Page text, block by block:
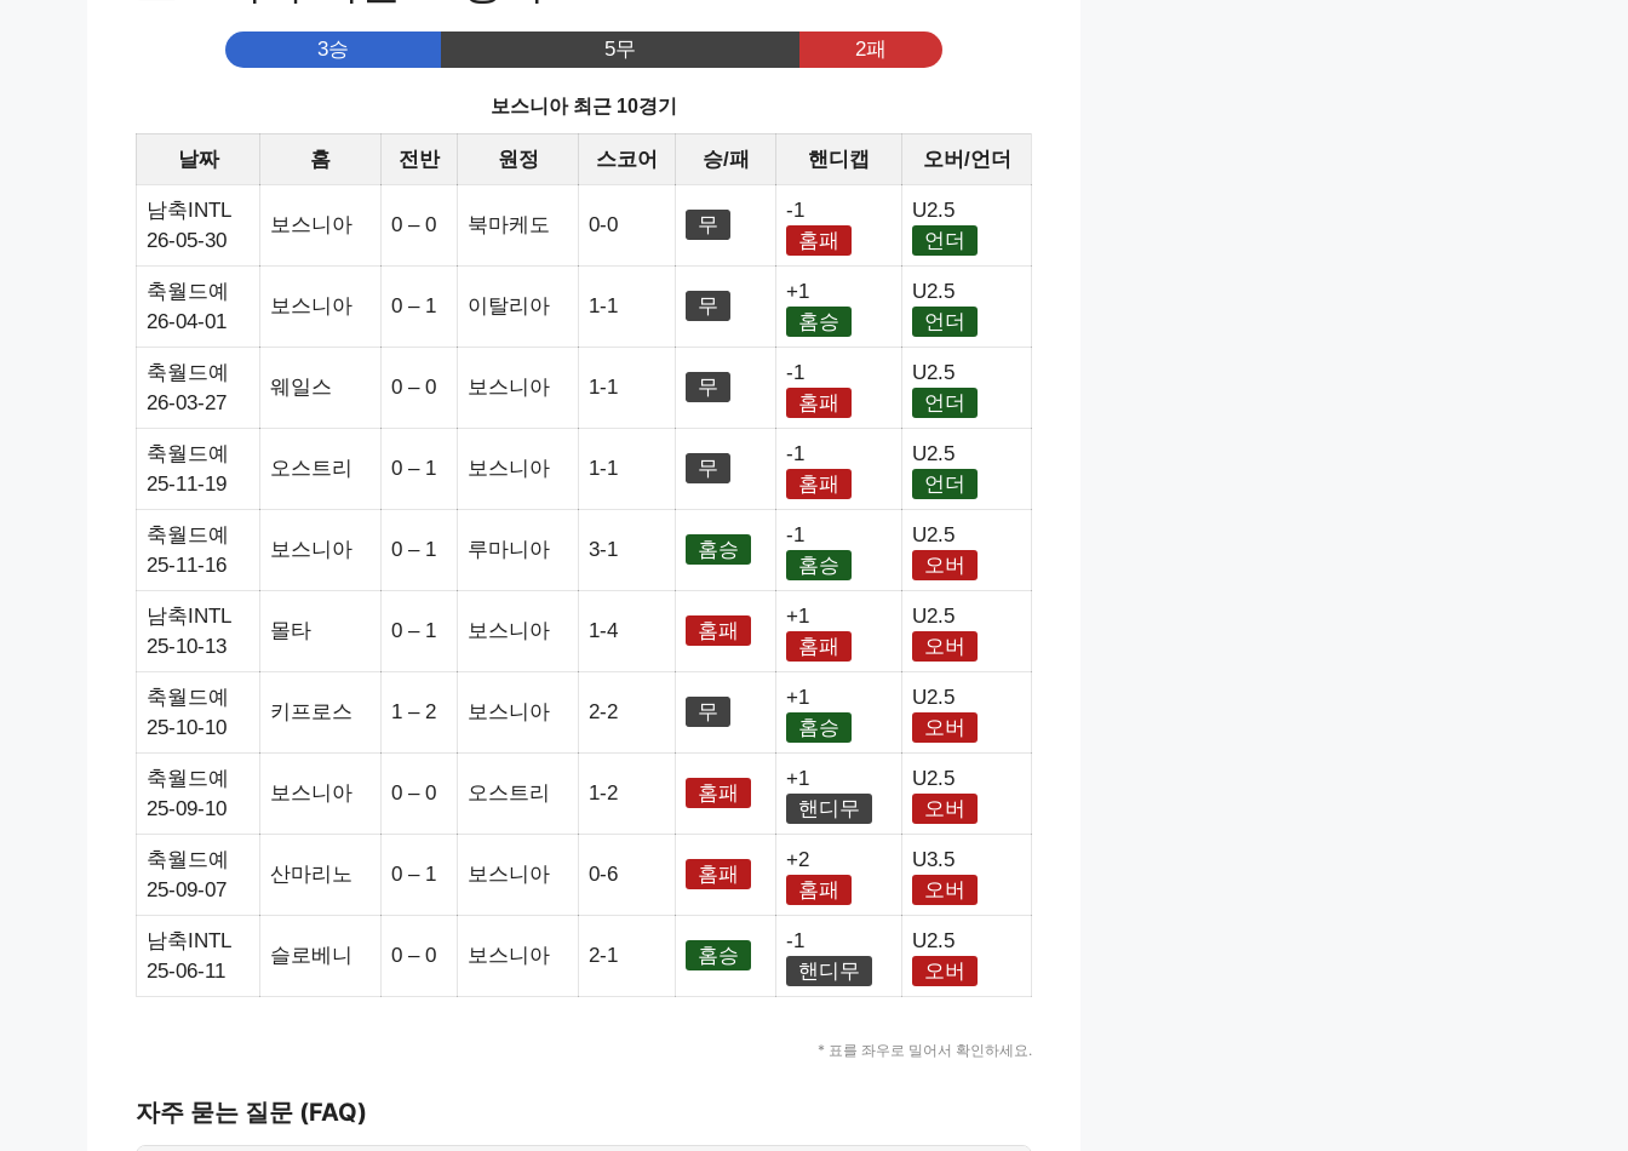
3승 5무 2패
보스니아 최근 10경기
날짜 홈 전반 원정 스코어 승/패 핸디캡 오버/언더
남축INTL
26-05-30
보스니아 0 – 0 북마케도 0-0 무
-1
홈패
U2.5
언더
축월드예
26-04-01
보스니아 0 – 1 이탈리아 1-1 무
+1
홈승
U2.5
언더
축월드예
26-03-27
웨일스 0 – 0 보스니아 1-1 무
-1
홈패
U2.5
언더
축월드예
25-11-19
오스트리 0 – 1 보스니아 1-1 무
-1
홈패
U2.5
언더
축월드예
25-11-16
보스니아 0 – 1 루마니아 3-1 홈승
-1
홈승
U2.5
오버
남축INTL
25-10-13
몰타 0 – 1 보스니아 1-4 홈패
+1
홈패
U2.5
오버
축월드예
25-10-10
키프로스 1 – 2 보스니아 2-2 무
+1
홈승
U2.5
오버
축월드예
25-09-10
보스니아 0 – 0 오스트리 1-2 홈패
+1
핸디무
U2.5
오버
축월드예
25-09-07
산마리노 0 – 1 보스니아 0-6 홈패
+2
홈패
U3.5
오버
남축INTL
25-06-11
슬로베니 0 – 0 보스니아 2-1 홈승
-1
핸디무
U2.5
오버
* 표를 좌우로 밀어서 확인하세요.
자주 묻는 질문 (FAQ)